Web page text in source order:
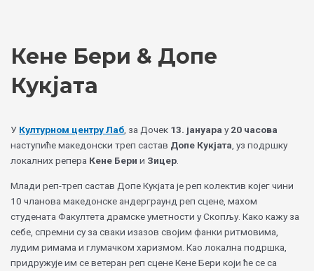
Кене Бери & Допе
Кукјата
У Културном центру Лаб , за Дочек 13. јануара у 20 часова
наступиће македонски треп састав Допе Кукјата , уз подршку
локалних репера Кене Бери и Зицер
Млади реп-треп састав Допе Кукјата је реп колектив којег чини
10 чланова македонске андерграунд реп сцене, махом
студената Факултета драмске уметности у Скопљу. Како кажу за
себе, спремни су за сваки изазов својим фанки ритмовима,
лудим римама и глумачком харизмом. Као локална подршка,
придружује им се ветеран реп сцене Кене Бери који ће се са